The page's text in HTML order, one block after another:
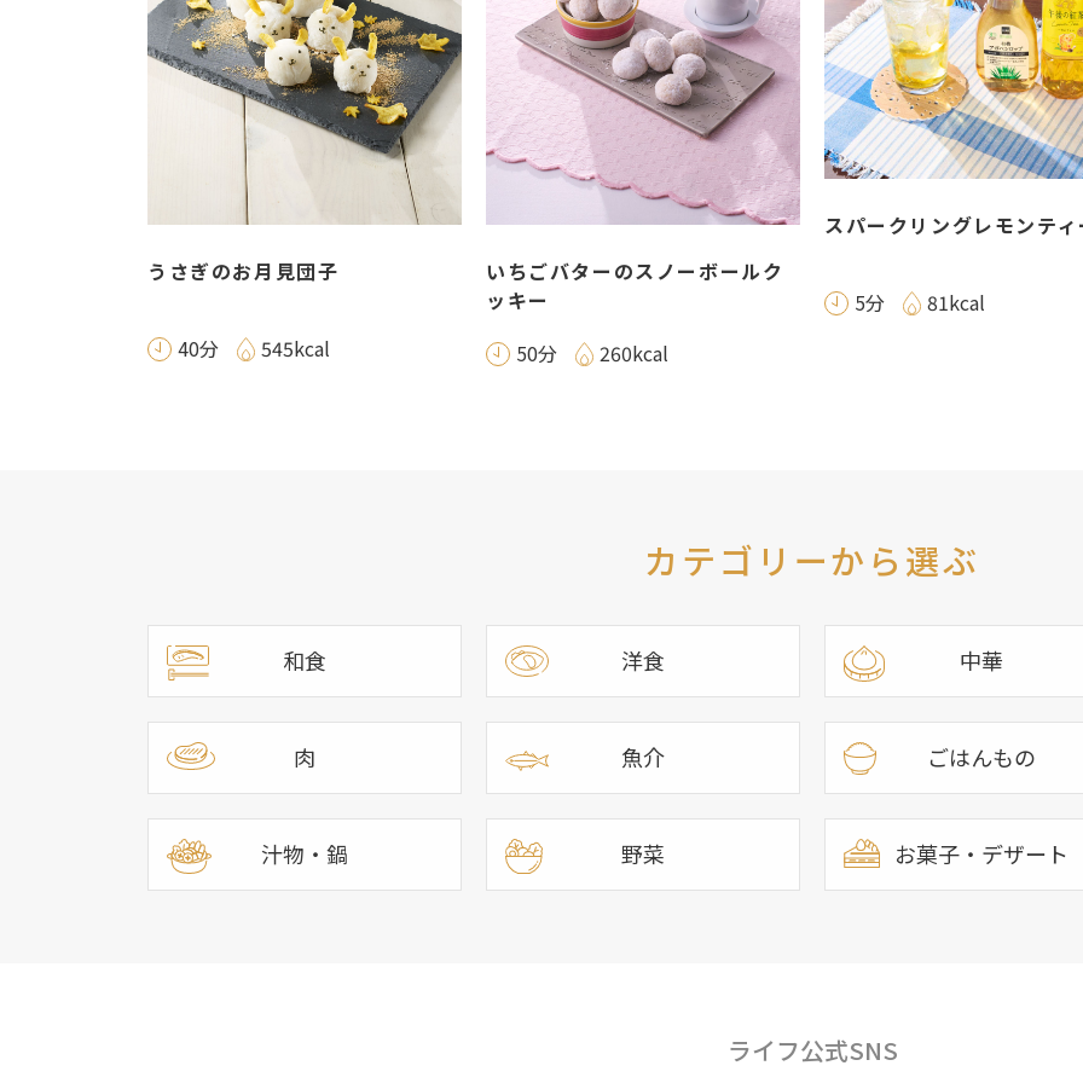
うさぎのお月見団子
40分 545kcal
いちごバターのスノーボールク
ッキー
50分
260kcal
スパークリングレモンテ
5分 81kcal
カテゴリーから選ぶ
和食 洋食 中華
肉 魚介 ごはんもの
汁物・鍋 野菜 お菓子・デザート
ライフ公式SNS